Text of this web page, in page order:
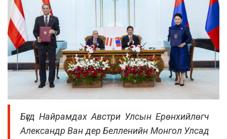
Бүгд Найрамдах Австри Улсын Ерөнхийлөгч
Александр Ван дер Белленийн Монгол Улсад